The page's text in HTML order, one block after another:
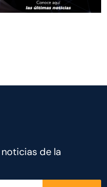
de la